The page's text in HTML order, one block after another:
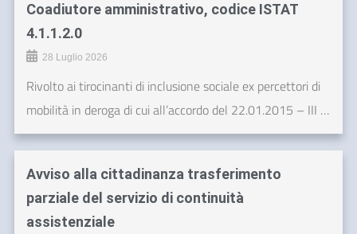
Coadiutore amministrativo, codice ISTAT
4.1.1.2.0
28 Luglio 2026
Rivolto ai tirocinanti di inclusione sociale ex percettori di
mobilità in deroga di cui all’accordo del 22.01.2015 – III …
Avviso alla cittadinanza trasferimento
parziale del servizio di continuità
assistenziale